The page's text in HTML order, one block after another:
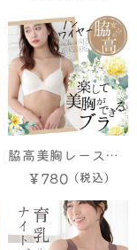
【楽して美胸がで
きるブラ】 M L
LL
脇高美胸レースブ
￥780